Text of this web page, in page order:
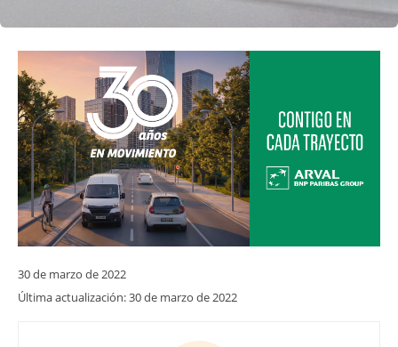
30 de marzo de 2022
Última actualización:30 de marzo de 2022